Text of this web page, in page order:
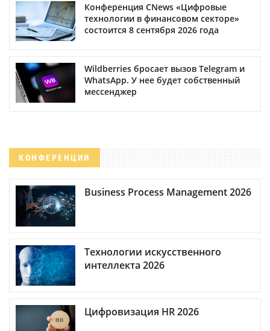
Конференция CNews «Цифровые
технологии в финансовом секторе»
состоится 8 сентября 2026 года
Wildberries бросает вызов Telegram и
WhatsApp. У нее будет собственный
мессенджер
КОНФЕРЕНЦИИ
Business Process Management 2026
Технологии искусственного
интеллекта 2026
Цифровизация HR 2026